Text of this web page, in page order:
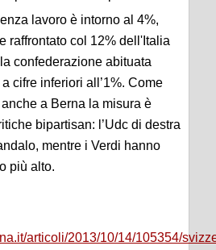
lavoro è intorno al 4%,
raffrontato col 12% dell'Italia
confederazione abituata
cifre inferiori all’1%. Come
a Berna la misura è
bipartisan: l’Udc di destra
mentre i Verdi hanno
più alto.
articoli/2013/10/14/105354/